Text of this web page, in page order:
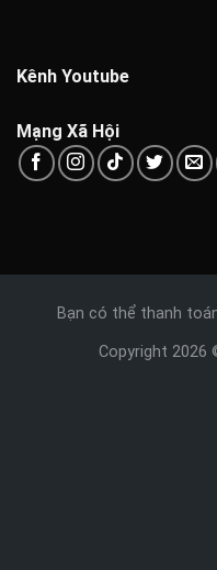
Kênh Youtube
Mạng Xã Hội
Bạn có thể thanh
Copyright 2026